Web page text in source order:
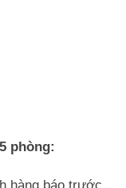
phòng: